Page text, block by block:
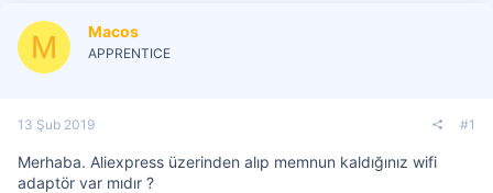
M Macos
APPRENTICE
13 Şub 2019 #1
Merhaba. Aliexpress üzerinden alıp memnun kaldığınız wifi
adaptör var mıdır ?